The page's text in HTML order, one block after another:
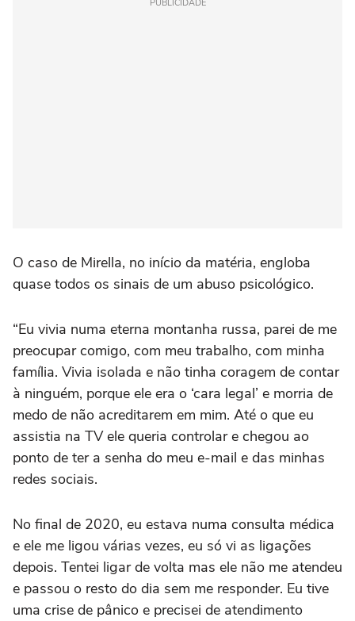
PUBLICIDADE
O caso de Mirella, no início da matéria, engloba
quase todos os sinais de um abuso psicológico.
“Eu vivia numa eterna montanha russa, parei de me
preocupar comigo, com meu trabalho, com minha
família. Vivia isolada e não tinha coragem de contar
à ninguém, porque ele era o ‘cara legal’ e morria de
medo de não acreditarem em mim. Até o que eu
assistia na TV ele queria controlar e chegou ao
ponto de ter a senha do meu e-mail e das minhas
redes sociais.
No final de 2020, eu estava numa consulta médica
e ele me ligou várias vezes, eu só vi as ligações
depois. Tentei ligar de volta mas ele não me atendeu
e passou o resto do dia sem me responder. Eu tive
uma crise de pânico e precisei de atendimento